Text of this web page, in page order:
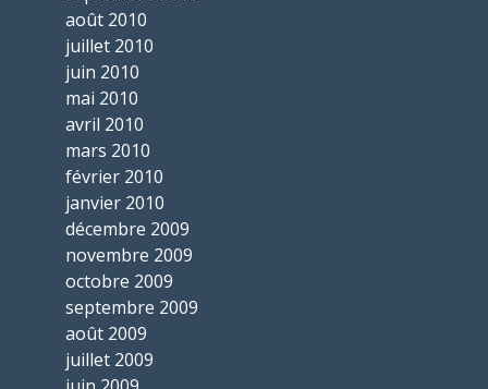
août 2010
juillet 2010
juin 2010
mai 2010
avril 2010
mars 2010
février 2010
janvier 2010
décembre 2009
novembre 2009
octobre 2009
septembre 2009
août 2009
juillet 2009